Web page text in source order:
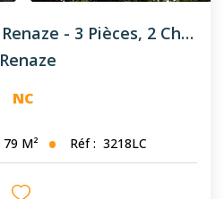
Maison À Vendre À Renaze - 3 Pièces, 2 Chambres
Renaze
NC
79 M² Réf : 3218LC